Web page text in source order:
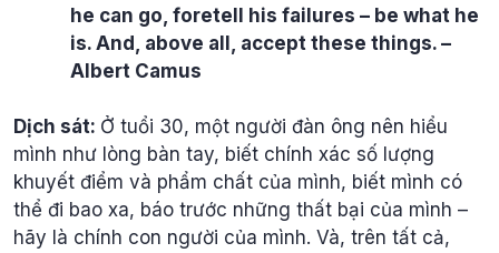
he can go, foretell his failures – be what he
is. And, above all, accept these things. –
Albert Camus
Dịch sát: Ở tuổi 30, một người đàn ông nên hiểu
mình như lòng bàn tay, biết chính xác số lượng
khuyết điểm và phẩm chất của mình, biết mình có
thể đi bao xa, báo trước những thất bại của mình –
hãy là chính con người của mình. Và, trên tất cả,